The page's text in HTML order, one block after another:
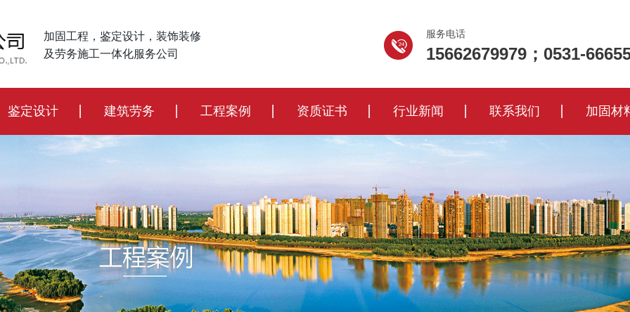
加固工程，鉴定设计，装饰装修
及劳务施工一体化服务公司
服务电话
15662679979；0531-
鉴定设计 建筑劳务 工程案例 资质证书 行业新闻 联系我们 加固材